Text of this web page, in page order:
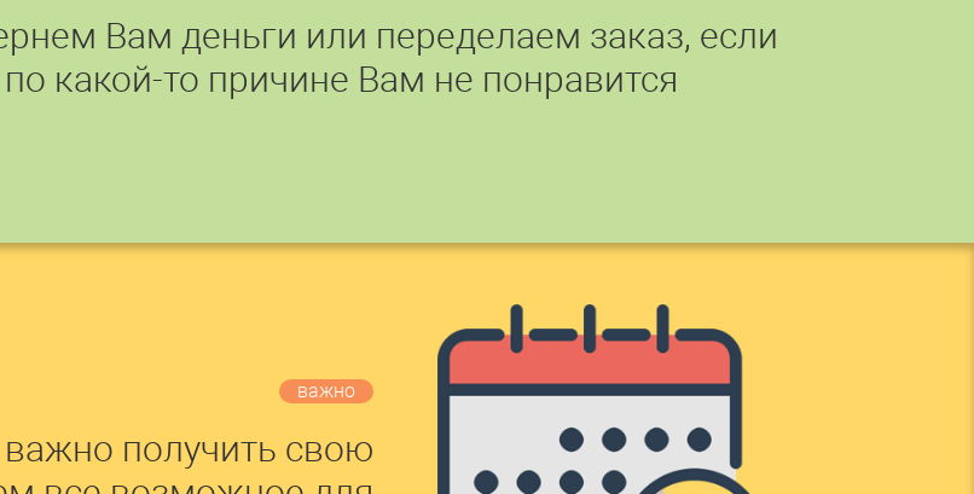
Вам деньги или переделаем заказ, если
по какой-то причине Вам не понравится
важно
получить свою